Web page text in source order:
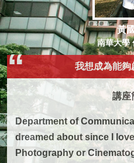
黃
南華大學
我想成為能夠
講座
Department of
dreamed about since I
Photography or